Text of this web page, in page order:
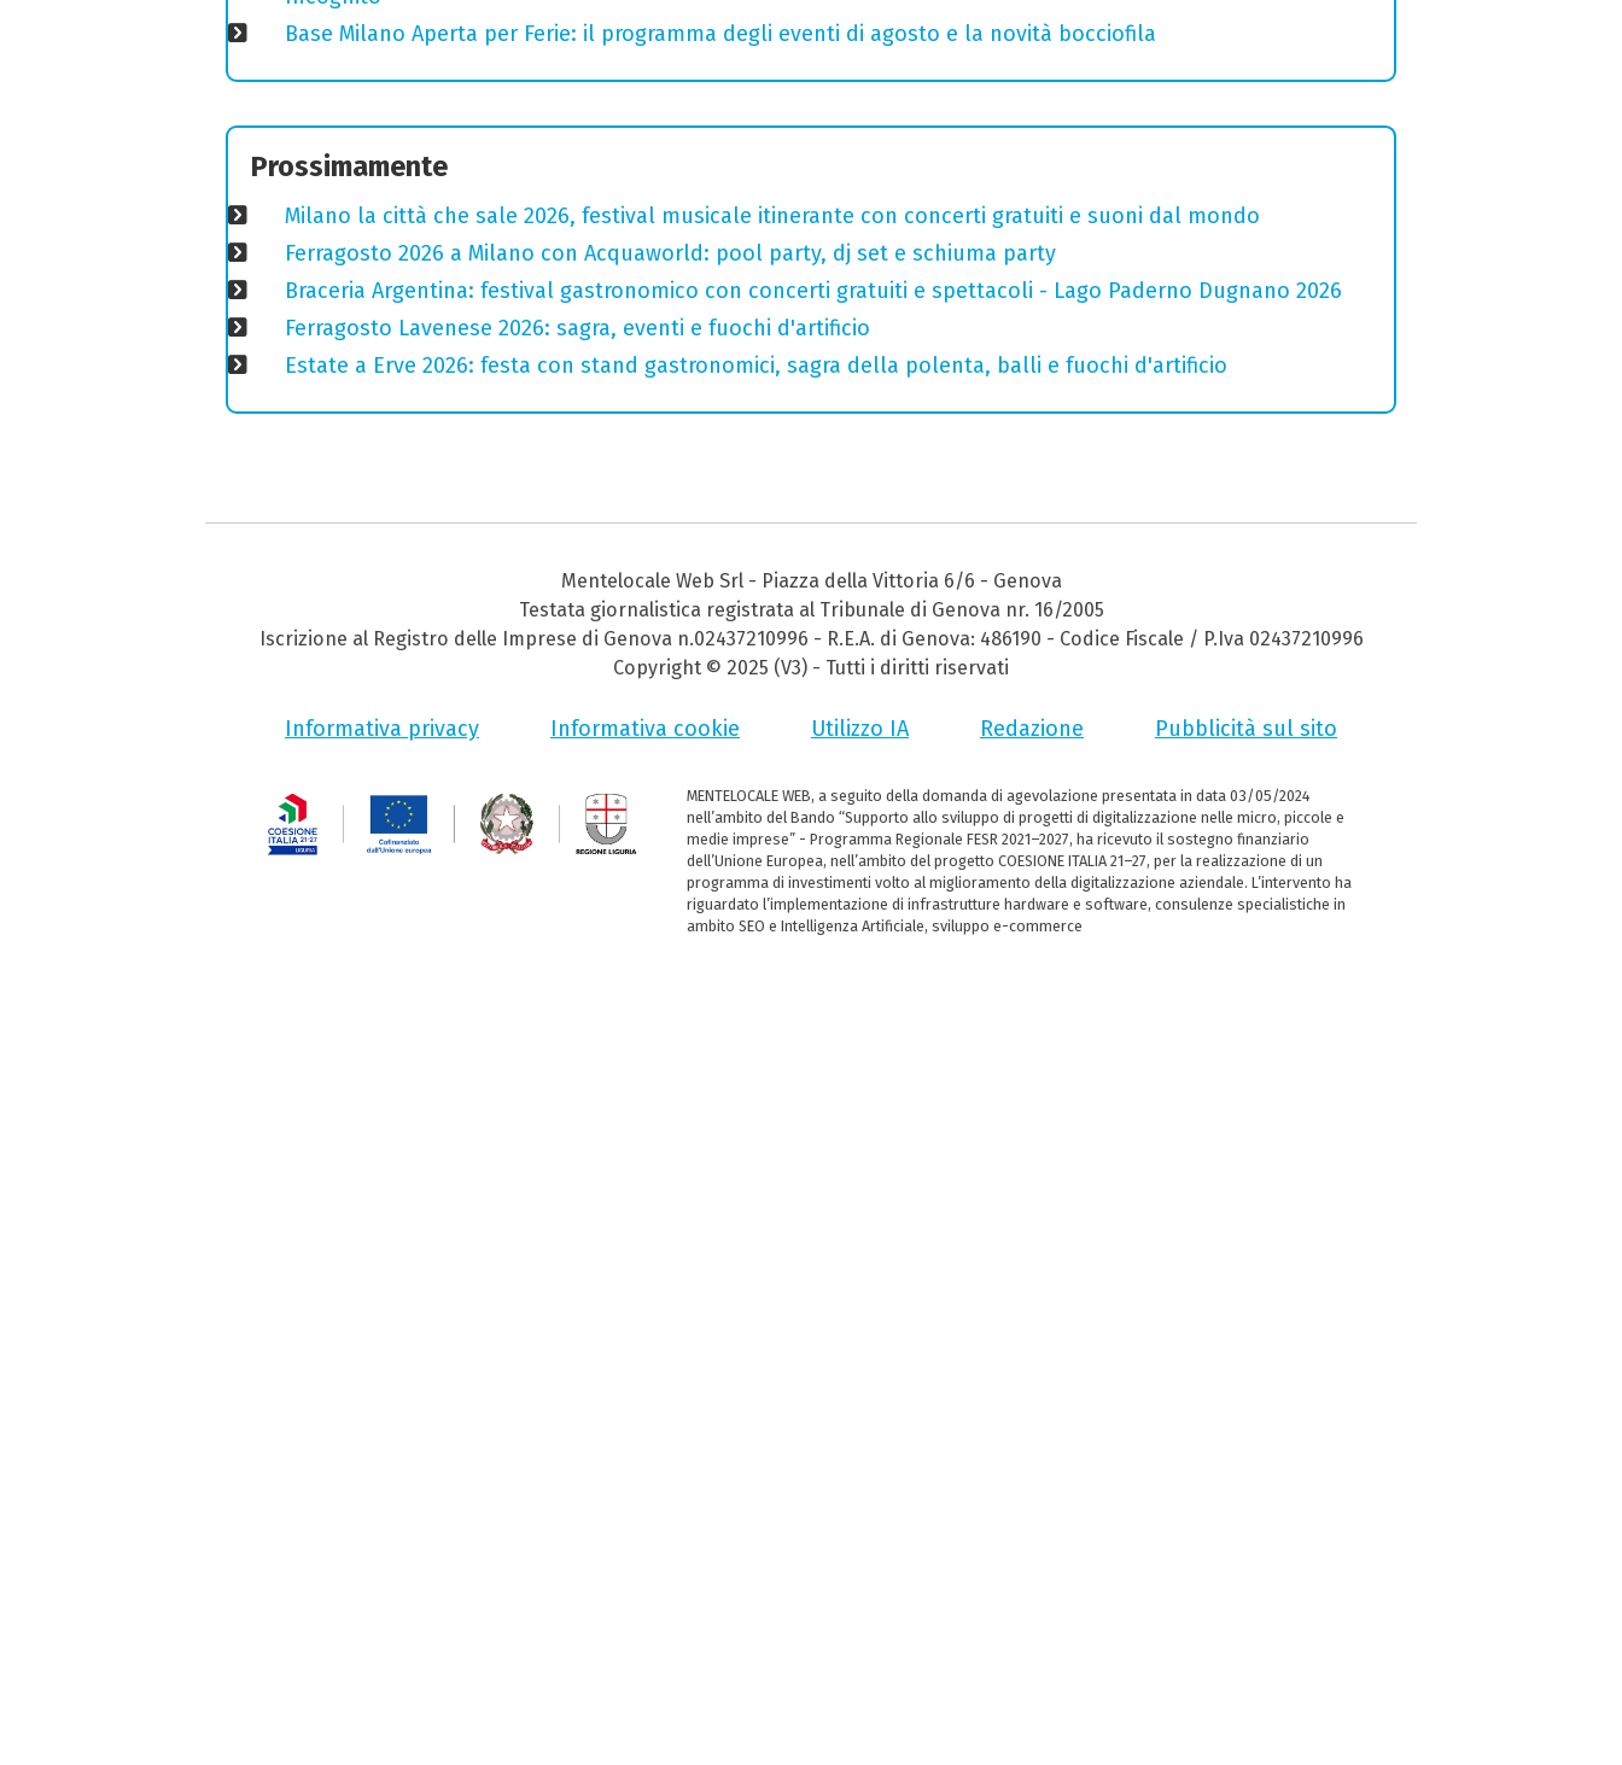
Base Milano Aperta per Ferie: il programma degli eventi di agosto e la novità bocciofila
Prossimamente
Milano la città che sale 2026, festival musicale itinerante con concerti gratuiti e suoni dal mondo
Ferragosto 2026 a Milano con Acquaworld: pool party, dj set e schiuma party
Braceria Argentina: festival gastronomico con concerti gratuiti e spettacoli - Lago Paderno Dugnano 2026
Ferragosto Lavenese 2026: sagra, eventi e fuochi d'artificio
Estate a Erve 2026: festa con stand gastronomici, sagra della polenta, balli e fuochi d'artificio
Mentelocale Web Srl - Piazza della Vittoria 6/6 - Genova
Testata giornalistica registrata al Tribunale di Genova nr. 16/2005
Iscrizione al Registro delle Imprese di Genova n.02437210996 - R.E.A. di Genova: 486190 - Codice Fiscale / P.Iva 02437210996
Copyright © 2025 (V3) - Tutti i diritti riservati
Informativa privacy Informativa cookie Utilizzo IA Redazione Pubblicità sul sito
MENTELOCALE WEB, a seguito della domanda di agevolazione presentata in data 03/05/2024
nell’ambito del Bando “Supporto allo sviluppo di progetti di digitalizzazione nelle micro, piccole e
medie imprese” - Programma Regionale FESR 2021–2027, ha ricevuto il sostegno finanziario
dell’Unione Europea, nell’ambito del progetto COESIONE ITALIA 21–27, per la realizzazione di un
programma di investimenti volto al miglioramento della digitalizzazione aziendale. L’intervento ha
riguardato l’implementazione di infrastrutture hardware e software, consulenze specialistiche in
ambito SEO e Intelligenza Artificiale, sviluppo e-commerce